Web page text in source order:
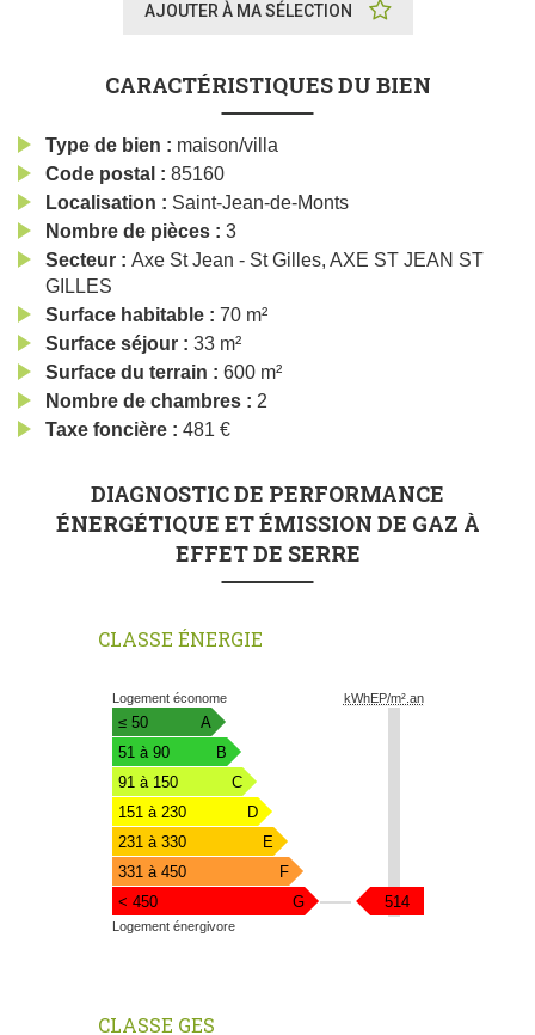
AJOUTER À MA SÉLECTION
CARACTÉRISTIQUES DU BIEN
Type de bien
maison/villa
Code postal
85160
Localisation
Saint-Jean-de-Monts
Nombre de pièces
3
Secteur
Axe St Jean - St Gilles, AXE ST JEAN ST
GILLES
Surface habitable
70 m²
Surface séjour
33 m²
Surface du terrain
600 m²
Nombre de chambres
2
Taxe foncière
481 €
DIAGNOSTIC DE PERFORMANCE
ÉNERGÉTIQUE ET ÉMISSION DE GAZ À
EFFET DE SERRE
CLASSE ÉNERGIE
Performance
Energie
Logement économe kWhEP/m².an
≤ 50
A
51 à 90
B
91 à 150
C
151 à 230
D
231 à 330
E
331 à 450
F
< 450
G 514kWhEP/m².an
Logement énergivore
CLASSE GES